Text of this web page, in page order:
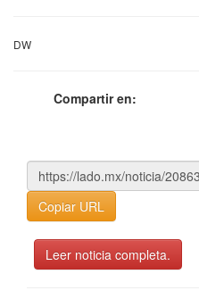
DW
Compartir en:
Copiar URL
Leer noticia completa.